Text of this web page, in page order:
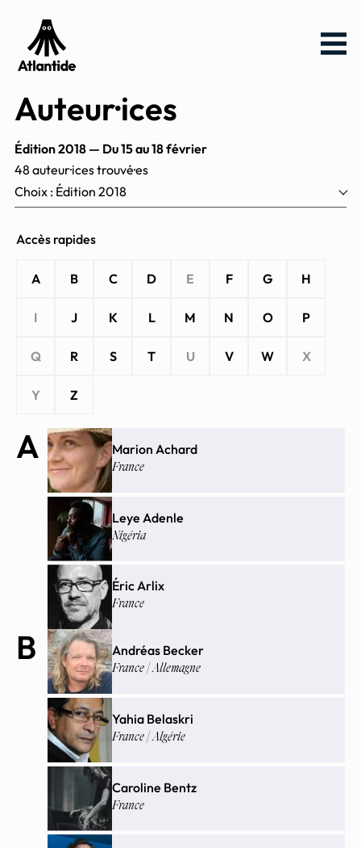
Aller
au
menu
Aller au
contenu
Menu
Auteur·ices
Édition 2018 — Du 15 au 18 février
48 auteur·ices trouvé·es
Choix : Édition 2018
Accéder
directement
auteurs
Accès rapides
A B C D E F G H
I J K L M N O P
Q R S T U V W X
Y Z
A Marion Achard
France
Leye Adenle
Nigéria
Éric Arlix
France
B Andréas Becker
France | Allemagne
Yahia Belaskri
France | Algérie
Caroline Bentz
France